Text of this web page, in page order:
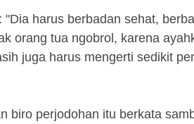
harus berbadan sehat,
orang tua ngobrol, karena
juga harus mengerti sedikit
biro perjodohan itu berkata